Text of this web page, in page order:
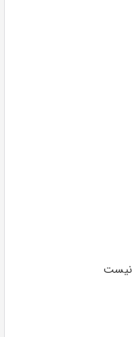
نیست